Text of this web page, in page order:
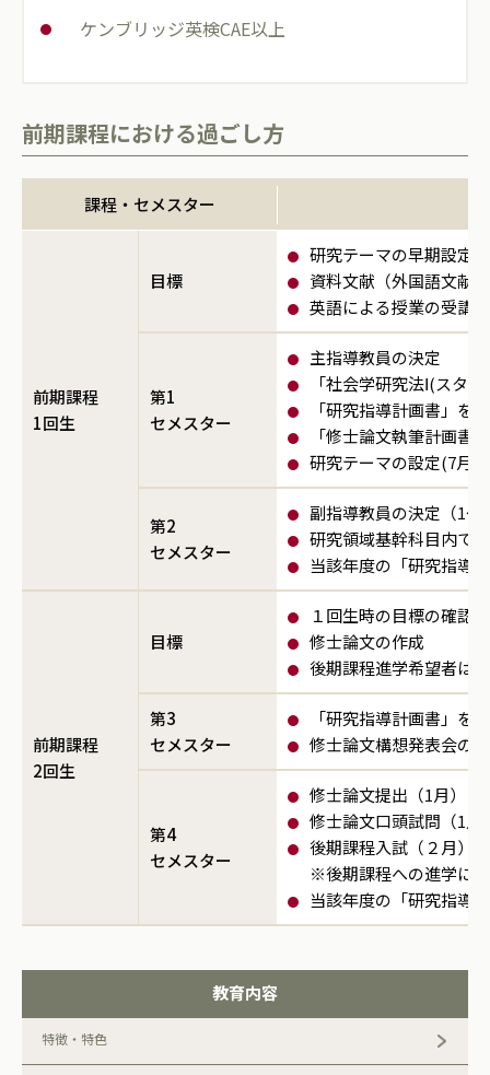
ケンブリッジ英検CAE以上
前期課程における過ごし方
課程・セメスター
前期課程
1回生
目標
研究テーマの早期設定
資料文献（外国語文献
英語による授業の受講
第1
セメスター
主指導教員の決定
「社会学研究法Ⅰ(スタ
「研究指導計画書」を
「修士論文執筆計画書
研究テーマの設定(7月
第2
セメスター
副指導教員の決定（1〜
研究領域基幹科目内で
当該年度の「研究指導
前期課程
2回生
目標
１回生時の目標の確認
修士論文の作成
後期課程進学希望者は
第3
セメスター
「研究指導計画書」を
修士論文構想発表会の
第4
セメスター
修士論文提出（1月）
修士論文口頭試問（1月
後期課程入試（２月）
※後期課程への進学に
当該年度の「研究指導
教育内容
特徴・特色